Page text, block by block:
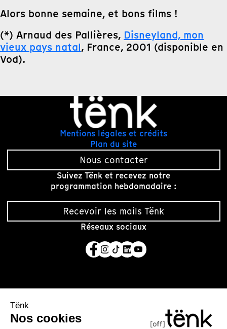
Alors bonne semaine, et bons films !
(*) Arnaud des Pallières, Disneyland, mon
vieux pays natal, France, 2001 (disponible en
Vod).
Mentions légales et crédits
Plan du site
Nous contacter
Suivez Tënk et recevez notre
programmation hebdomadaire :
Recevoir les mails Tënk
Réseaux sociaux